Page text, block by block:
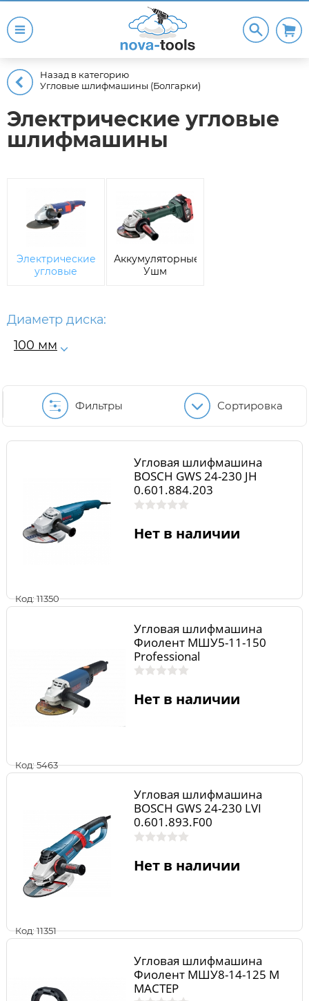
Назад в категорию
Угловые шлифмашины (Болгарки)
Электрические угловые
шлифмашины
Электрические
угловые
Аккумуляторные
Ушм
Диаметр диска:
100 мм
Фильтры Сортировка
Код: 11350
Угловая шлифмашина
BOSCH GWS 24-230 JH
0.601.884.203
Нет в наличии
Код: 5463
Угловая шлифмашина
Фиолент МШУ5-11-150
Professional
Нет в наличии
Код: 11351
Угловая шлифмашина
BOSCH GWS 24-230 LVI
0.601.893.F00
Нет в наличии
Угловая шлифмашина
Фиолент МШУ8-14-125 М
МАСТЕР